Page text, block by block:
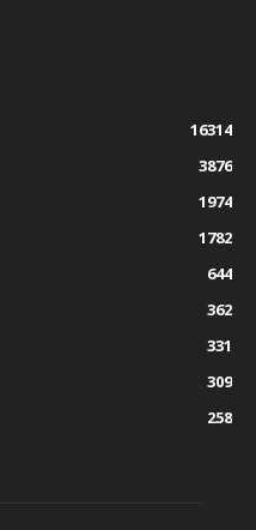
16314
3876
1974
1782
644
362
331
309
258